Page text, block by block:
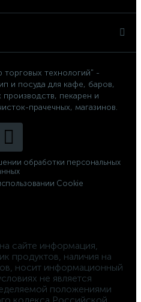
технологий" -
и посуда для кафе, баров,
пекарен и
прачечных, магазинов.
обработки персональных
Cookie
продуктов, наличия на
носит информационный
не является
положениями